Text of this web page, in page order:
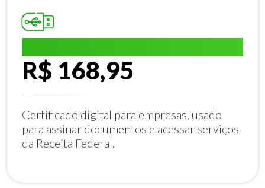
R$ 168,95
Certificado digital para empresas, usado
para assinar documentos e acessar serviços
da Receita Federal.